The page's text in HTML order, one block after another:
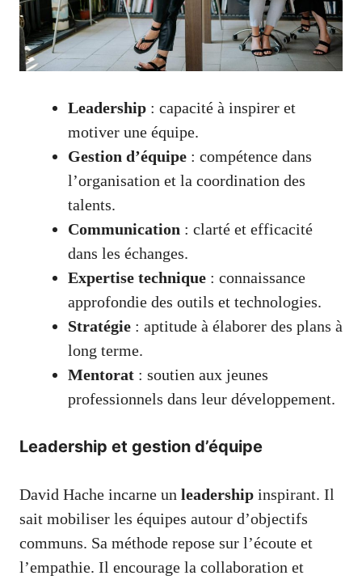
Leadership : capacité à inspirer et
motiver une équipe.
Gestion d’équipe : compétence dans
l’organisation et la coordination des
talents.
Communication : clarté et efficacité
dans les échanges.
Expertise technique : connaissance
approfondie des outils et technologies.
Stratégie : aptitude à élaborer des plans à
long terme.
Mentorat : soutien aux jeunes
professionnels dans leur développement.
Leadership et gestion d’équipe
David Hache incarne un leadership inspirant. Il
sait mobiliser les équipes autour d’objectifs
communs. Sa méthode repose sur l’écoute et
l’empathie. Il encourage la collaboration et